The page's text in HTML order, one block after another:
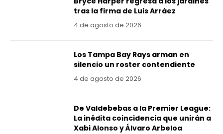
tras la firma de Luis Arráez
4 de agosto de 2026
Los Tampa Bay Rays arman en
silencio un roster contendiente
4 de agosto de 2026
De Valdebebas a la Premier League:
La inédita coincidencia que unirán a
Xabi Alonso y Álvaro Arbeloa